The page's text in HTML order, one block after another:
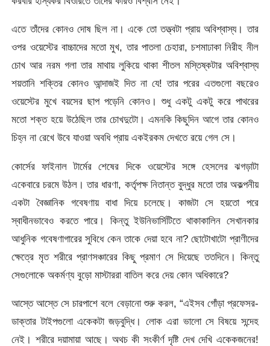
এতে তাঁদের কোনও দোষ ছিল না। একে তো তত্ত্বটা প্রায় অবিশ্বাস্য। তার
ওপর ওয়েস্টের বাচ্চাদের মতো মুখ, তার পাতলা চেহারা, চশমাঢাকা নিরীহ নীল
চোখ আর নরম গলা তার মাথায় লুকিয়ে থাকা শীতল মস্তিষ্কটার অবিশ্বাস্য
শয়তানি শক্তির কোনও আন্দাজই দিত না যে! তার পরের এতগুলো বছরেও
ওয়েস্টের মুখে বয়সের ছাপ পড়েনি কোনও। শুধু একটু একটু করে পাথরের
মতো শক্ত হয়ে উঠেছিল তার চোখদুটো। এমনকি কিছুদিন আগে তার কোনও
চিহ্ন না রেখে উবে যাওয়া অবধি প্রায় একইরকম দেখতে রয়ে গেল সে।
কোর্সের ফাইনাল টার্মের শেষের দিকে ওয়েস্টের সঙ্গে হেসলের ঝগড়াটা
একেবারে চরমে উঠল। তার ধারণা, কর্তৃপক্ষ নিতান্ত বুদ্ধুর মতো তার অকল্পনীয়
একটা বৈজ্ঞানিক গবেষণায় বাধা দিয়ে চলেছে। কাজটা সে হয়তো পরে
স্বাধীনভাবেও করতে পারে। কিন্তু ইউনিভার্সিটিতে থাকাকালিন সেখানকার
আধুনিক গবেষণাগারের সুবিধে কেন তাকে দেয়া হবে না? ছোটোখাটো প্রাণীদের
ক্ষেত্রে মৃত শরীরে প্রাণসঞ্চারের কিছু প্রমাণ সে দিয়েছে ততদিনে। কিন্তু
সেগুলোকে অকর্মণ্য বুড়ো মাস্টাররা বাতিল করে দেয় কোন অধিকারে?
আস্তে আস্তে সে চারপাশে বলে বেড়ানো শুরু করল, “এইসব গোঁড়া প্রফেসর-
ডাক্তার টাইপগুলো একেকটা জড়বুদ্ধি। লোক এরা ভালো সে বিষয়ে সন্দেহ
নেই। শরীরে দয়ামায়া আছে। অথচ কী সংকীর্ণ দৃষ্টি দেখ দেখি একেকজনের!